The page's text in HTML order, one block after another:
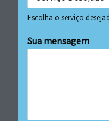
Escolha o serviço
Sua mensagem